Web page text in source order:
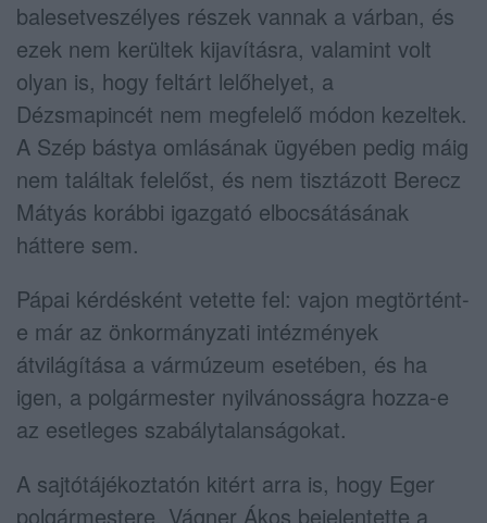
balesetveszélyes részek vannak a várban, és
ezek nem kerültek kijavításra, valamint volt
olyan is, hogy feltárt lelőhelyet, a
Dézsmapincét nem megfelelő módon kezeltek.
A Szép bástya omlásának ügyében pedig máig
nem találtak felelőst, és nem tisztázott Berecz
Mátyás korábbi igazgató elbocsátásának
háttere sem.
Pápai kérdésként vetette fel: vajon megtörtént-
e már az önkormányzati intézmények
átvilágítása a vármúzeum esetében, és ha
igen, a polgármester nyilvánosságra hozza-e
az esetleges szabálytalanságokat.
A sajtótájékoztatón kitért arra is, hogy Eger
polgármestere, Vágner Ákos bejelentette a